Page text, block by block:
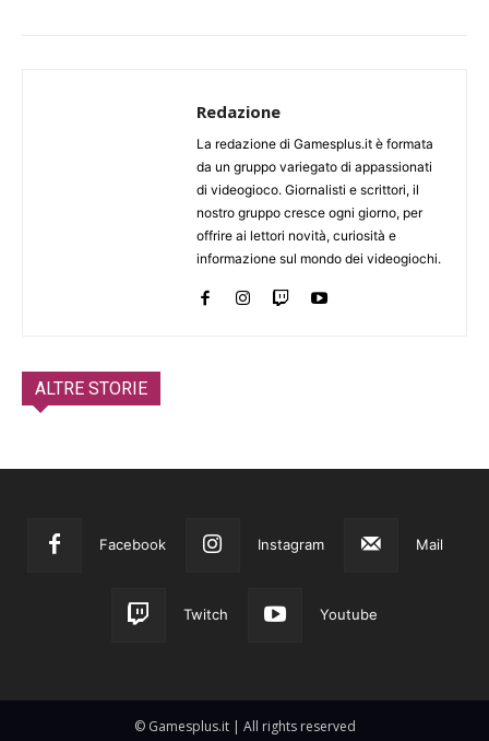
Redazione
La redazione di Gamesplus.it è formata
da un gruppo variegato di appassionati
di videogioco. Giornalisti e scrittori, il
nostro gruppo cresce ogni giorno, per
offrire ai lettori novità, curiosità e
informazione sul mondo dei videogiochi.
ALTRE STORIE
Facebook Instagram Mail
Twitch Youtube
© Gamesplus.it | All rights reserved